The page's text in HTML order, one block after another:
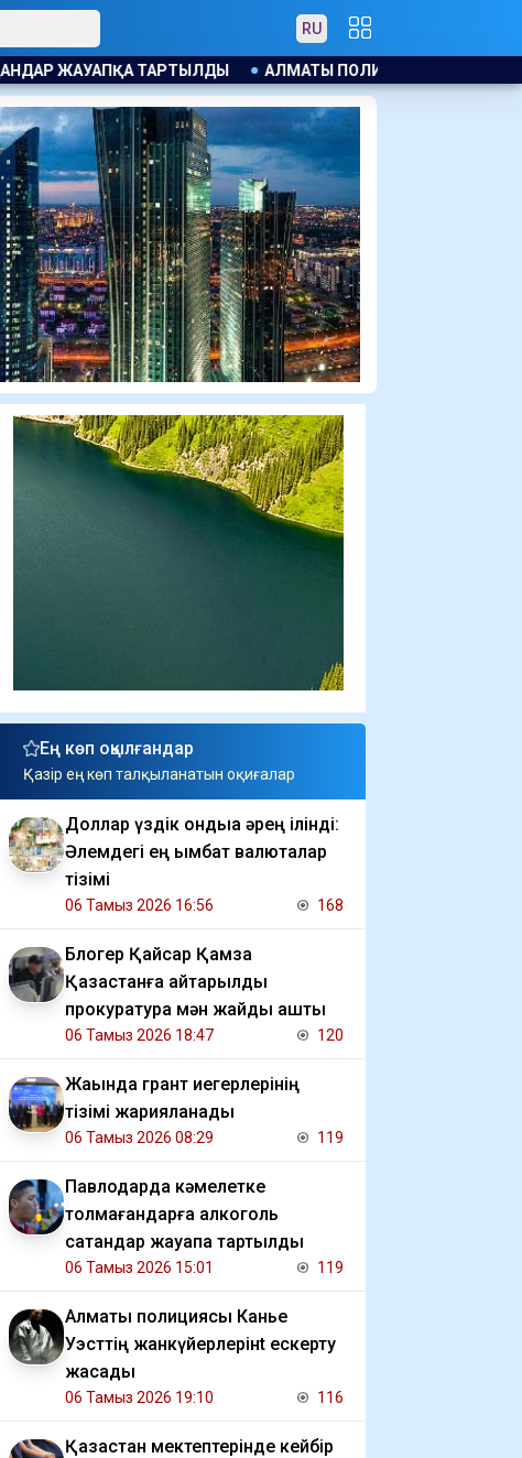
RU
АЛМАТЫ ПОЛИЦИЯСЫ КАНЬЕ УЭСТТІҢ ЖАНКҮЙЕРЛЕРІНT
Ең көп оқылғандар
Қазір ең көп талқыланатын оқиғалар
Доллар үздік ондыққа әрең ілінді:
Әлемдегі ең қымбат валюталар
тізімі
06 Тамыз 2026 16:56 168
Блогер Қайсар Қамза
Қазақстанға қайтарылды
прокуратура мән жайды ашты
06 Тамыз 2026 18:47 120
Жақында грант иегерлерінің
тізімі жарияланады
06 Тамыз 2026 08:29 119
Павлодарда кәмелетке
толмағандарға алкоголь
сатқандар жауапқа тартылды
06 Тамыз 2026 15:01 119
Алматы полициясы Канье
Уэсттің жанкүйерлерінt ескерту
жасады
06 Тамыз 2026 19:10 116
Қазақстан мектептерінде кейбір